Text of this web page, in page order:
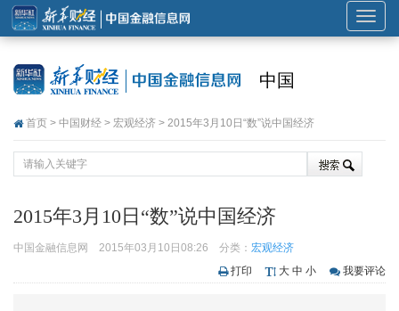
展
开
中国
首页 > 中国财经 > 宏观经济 > 2015年3月10日“数”说中国经济
2015年3月10日“数”说中国经济
中国金融信息网 2015年03月10日08:26 分类： 宏观经济
打印
大 中 小 我要评论